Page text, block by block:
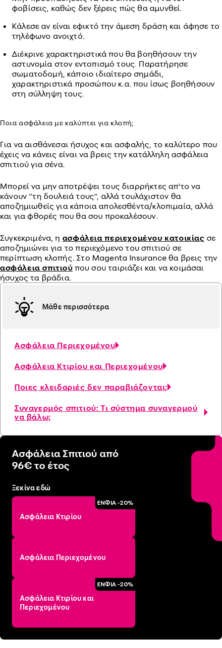
φοβίσεις, καθώς δεν ξέρεις πώς θα αμυνθεί.
Κάλεσε αν είναι εφικτό την άμεση δράση και άφησε το
τηλέφωνο ανοιχτό.
Διέκρινε χαρακτηριστικά που θα βοηθήσουν την
αστυνομία στον εντοπισμό τους. Παρατήρησε
σωματοδομή, κάποιο ιδιαίτερο σημάδι,
χαρακτηριστικά προσώπου κ.α. που ίσως βοηθήσουν
στη σύλληψη τους.
Ποια ασφάλεια με καλύπτει για κλοπή;
Για να αισθάνεσαι ήσυχος και ασφαλής, το καλύτερο που
έχεις να κάνεις είναι να βρεις την κατάλληλη ασφάλεια
σπιτιού για σένα.
Μπορεί να μην αποτρέψει τους διαρρήκτες απ'το να
κάνουν “τη δουλειά τους”, αλλά τουλάχιστον θα
αποζημιωθείς για κάποια απολεσθέντα/κλοπιμαία, αλλά
και για φθορές που θα σου προκαλέσουν.
Συγκεκριμένα, η ασφάλεια περιεχομένου κατοικίας σε
αποζημιώνει για το περιεχόμενο του σπιτιού σε
περίπτωση κλοπής. Στο Magenta Insurance θα βρεις την
ασφάλεια σπιτιού που σου ταιριάζει και να κοιμάσαι
ήσυχος τα βράδια.
Μάθε περισσότερα
Aσφάλεια Περιεχομένου
Ασφάλεια Κτιρίου και Περιεχομένου
Ποιες κλειδαριές δεν παραβιάζονται;
Συναγερμός σπιτιού: Τι σύστημα συναγερμού
να βάλω;
Ασφάλεια Σπιτιού από
96€ το έτος
Ξεκίνα εδώ
ΕΝΦΙΑ -20%
Ασφάλεια Κτιρίου
Ασφάλεια Περιεχομένου
ΕΝΦΙΑ -20%
Ασφάλεια Κτιρίου και
Περιεχομένου